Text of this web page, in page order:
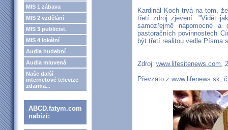
MIS 1 zábava
MIS 2 vzdělání
MIS 3 publicist.
MIS 4 lokální
Audia hudební
Audia mluvená
Naše další
internetové televize
zdarma...
ABCD.fatym.com
nabízí:
Kardinál Koch trvá na tom,
třetí zdroj zjevení. "Vidět
samozřejmě nápomocné
pastoračních povinnostech
být třetí realitou vedle Písma
Zdroj: www.lifesitenews.com,
Převzato z www.lifenews.sk,